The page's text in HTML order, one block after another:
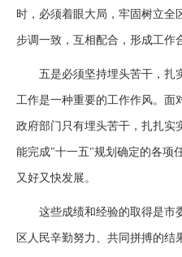
时，必须着眼大局，牢固树立全
步调一致，互相配合，形成工作
五是必须坚持埋头苦干，扎
工作是一种重要的工作作风。面
政府部门只有埋头苦干，扎扎实
能完成"十一五"规划确定的各项
又好又快发展。
这些成绩和经验的取得是市
区人民辛勤努力、共同拼搏的结